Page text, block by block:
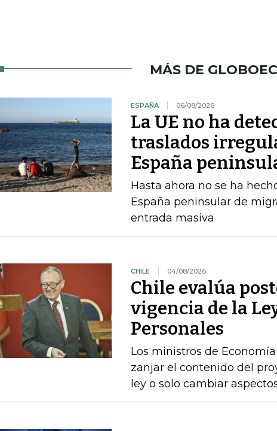
MÁS DE
ESPAÑA 06/08/2026
La UE no ha
traslados
España
Hasta ahora no se ha
España peninsular de
entrada masiva
CHILE 04/08/2026
Chile evalúa
vigencia de la
Personales
Los ministros de
zanjar el contenido del
ley o solo cambiar